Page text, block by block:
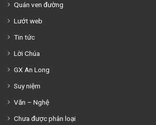
Quán ven đường
Lướt web
Tin tức
Lời Chúa
GX An Long
Suy niệm
Văn – Nghệ
Chưa được phân loại